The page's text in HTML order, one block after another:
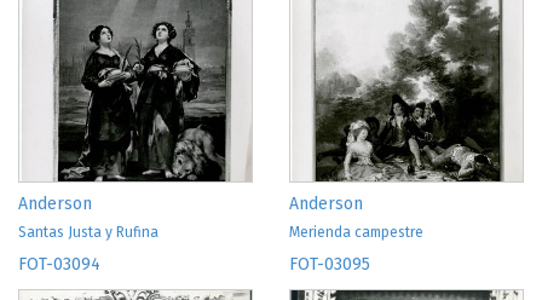
Anderson
Santas Justa y Rufina
Anderson
Merienda campestre
FOT-03094 FOT-03095